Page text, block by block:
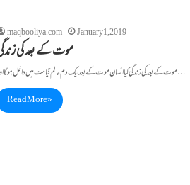
maqbooliya.com January 1, 2019
موت کے بعد کی
موت کے بعد کی زندگی کیا انسان موت کے بعد ایک دم عالم قیامت میں داخل ہو گا اور…
Read More »